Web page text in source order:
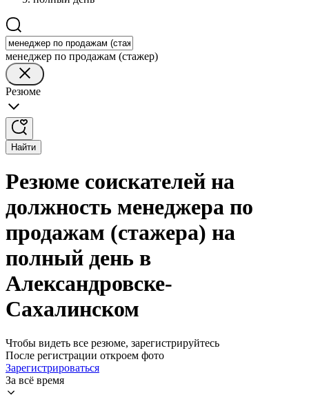
менеджер по продажам (стажер)
Резюме
Найти
Резюме соискателей на
должность менеджера по
продажам (стажера) на
полный день в
Александровске-
Сахалинском
Чтобы видеть все резюме, зарегистрируйтесь
После регистрации откроем фото
Зарегистрироваться
За всё время